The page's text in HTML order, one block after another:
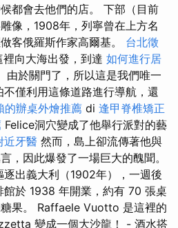
都會去他們的店。 下部（目前
像，1908年，列寧曾在上方名
客俄羅斯作家高爾基。 台北徵
向大海出發，到達 如何進行居
於關門了，所以這是我們唯一
僅利用這條道路進行導航，還
的辦桌外燴推薦 di 逢甲脊椎矯正
Felice洞穴變成了他舉行派對的藝
近牙醫 然而，島上卻流傳著他與
，因此爆發了一場巨大的醜聞。
逐出義大利（1902年），一週後
於 1938 年開業，約有 70 張桌
果。 Raffaele Vuotto 是這裡的
變成一個大沙龍！ - 酒水搭